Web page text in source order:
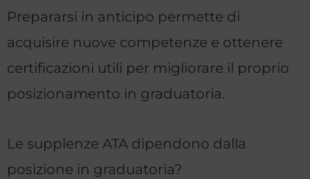
Prepararsi in anticipo permette di
acquisire nuove competenze e ottenere
certificazioni utili per migliorare il proprio
posizionamento in graduatoria.
Le supplenze ATA dipendono dalla
posizione in graduatoria?